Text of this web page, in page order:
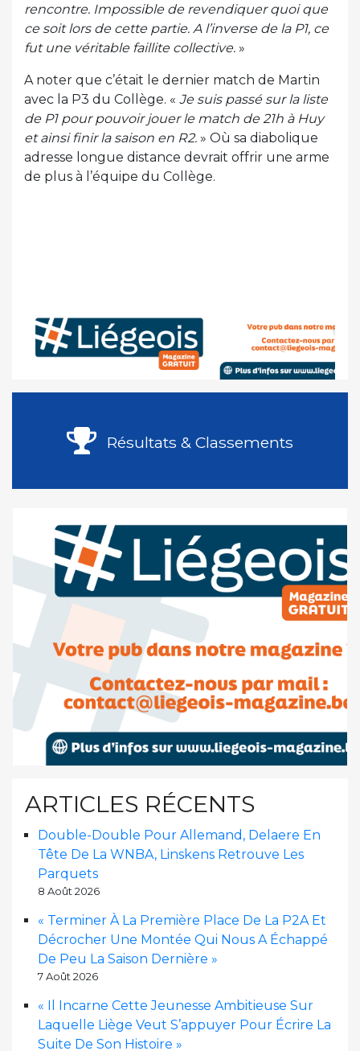
rencontre. Impossible de revendiquer quoi que
ce soit lors de cette partie. A l’inverse de la P1, ce
fut une véritable faillite collective. »
A noter que c’était le dernier match de Martin
avec la P3 du Collège. « Je suis passé sur la liste
de P1 pour pouvoir jouer le match de 21h à Huy
et ainsi finir la saison en R2. » Où sa diabolique
adresse longue distance devrait offrir une arme
de plus à l’équipe du Collège.
Résultats & Classements
ARTICLES RÉCENTS
Double-Double Pour Allemand, Delaere En
Tête De La WNBA, Linskens Retrouve Les
Parquets
8 Août 2026
« Terminer À La Première Place De La P2A Et
Décrocher Une Montée Qui Nous A Échappé
De Peu La Saison Dernière »
7 Août 2026
« Il Incarne Cette Jeunesse Ambitieuse Sur
Laquelle Liège Veut S’appuyer Pour Écrire La
Suite De Son Histoire »